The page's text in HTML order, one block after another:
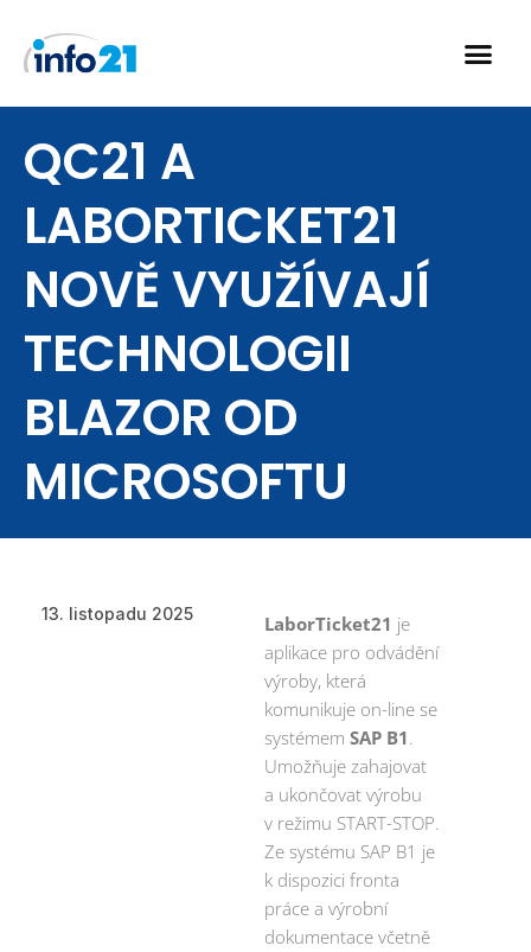
Přeskočit
QC21 A
LABORTICKET21
NOVĚ VYUŽÍVAJÍ
TECHNOLOGII
BLAZOR OD
MICROSOFTU
13. listopadu 2025 LaborTicket21 je
aplikace pro odvádění
výroby, která
komunikuje on-line se
systémem SAP B1.
Umožňuje zahajovat
a ukončovat výrobu
v režimu START-STOP.
Ze systému SAP B1 je
k dispozici fronta
práce a výrobní
dokumentace včetně